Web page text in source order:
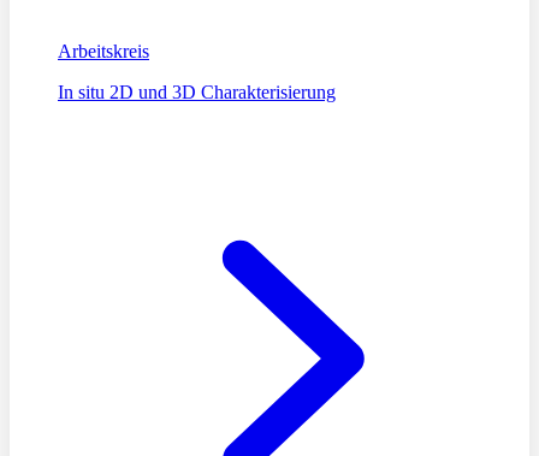
Arbeitskreis
In situ 2D und 3D Charakterisierung